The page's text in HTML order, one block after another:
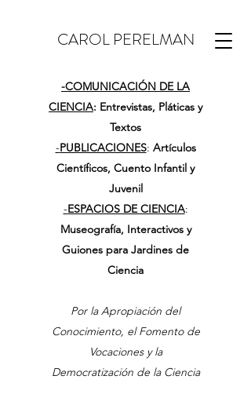
CAROL PERELMAN
-COMUNICACIÓN DE LA
CIENCIA: Entrevistas, Pláticas y
Textos
-PUBLICACIONES: Artículos
Científicos, Cuento Infantil y
Juvenil
-ESPACIOS DE CIENCIA:
Museografía, Interactivos y
Guiones para Jardines de
Ciencia
Por la Apropiación del
Conocimiento, el Fomento de
Vocaciones y la
Democratización de la Ciencia